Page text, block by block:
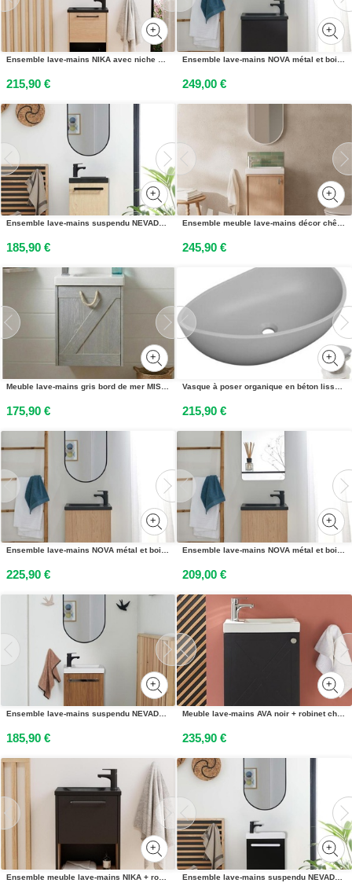
Ensemble lave-mains NIKA avec niche et miroir ovale
215,90 €
Ensemble lave-mains NOVA métal et bois avec miroir ovale
249,00 €
Ensemble lave-mains suspendu NEVADA avec miroir ovale
185,90 €
Ensemble meuble lave-mains décor chêne FRAME + robinet + miroir
245,90 €
Meuble lave-mains gris bord de mer MISTRAL
175,90 €
Vasque à poser organique en béton lisse IRIS 57x37cm + bonde
215,90 €
Ensemble lave-mains NOVA métal et bois avec miroir ovale
225,90 €
Ensemble lave-mains NOVA métal et bois avec miroir à tablette
209,00 €
Ensemble lave-mains suspendu NEVADA avec miroir ovale
185,90 €
Meuble lave-mains AVA noir + robinet chromé
235,90 €
Ensemble meuble lave-mains NIKA + robinet Ensemble lave-mains suspendu NEVADA avec miroir ovale